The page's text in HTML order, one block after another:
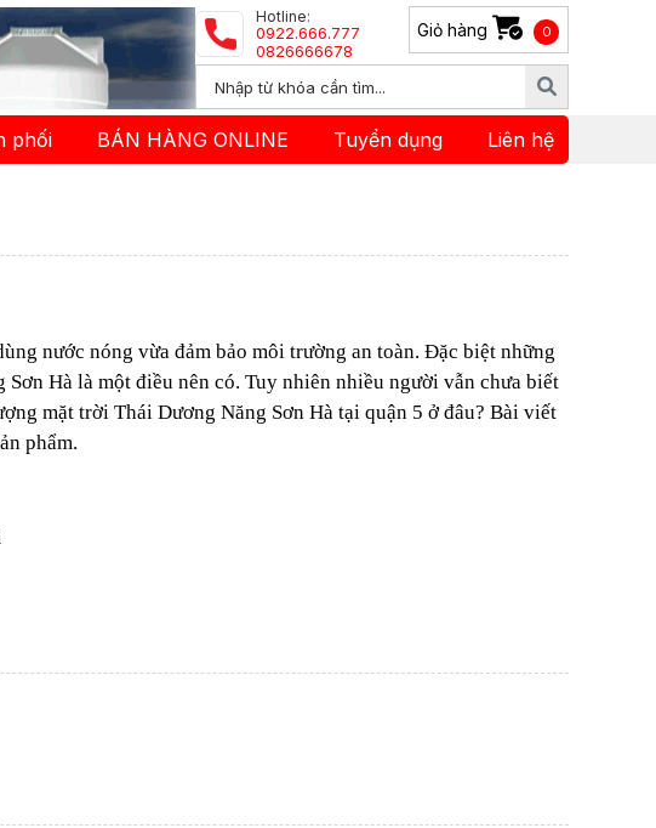
Hotline:
0922.666.777
0826666678
Giỏ hàng 0
phối BÁN HÀNG ONLINE Tuyển dụng Liên hệ
nước nóng vừa đảm bảo môi trường an toàn. Đặc biệt những
Hà là một điều nên có. Tuy nhiên nhiều người vẫn chưa biết
mặt trời Thái Dương Năng Sơn Hà tại quận 5 ở đâu? Bài viết
phẩm.